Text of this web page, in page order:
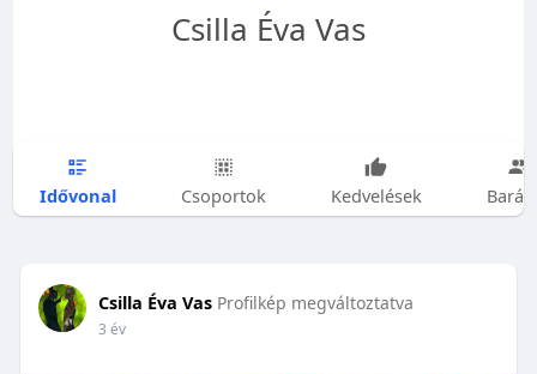
Csilla Éva Vas
Idővonal Csoportok Kedvelések
Csilla Éva Vas Profilkép megváltoztatva
3 év